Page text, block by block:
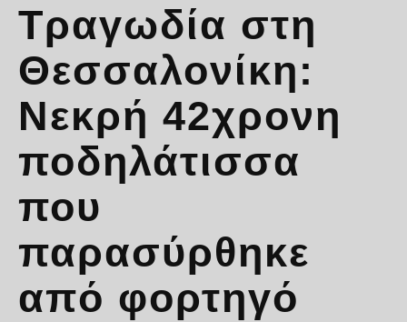
Τραγωδία στη
Θεσσαλονίκη:
Νεκρή 42χρονη
ποδηλάτισσα
που
παρασύρθηκε
από φορτηγό